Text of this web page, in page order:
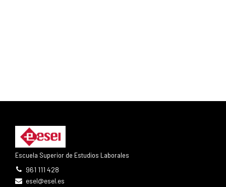
Escuela Superior de Estudios Laborales
961 111 428
esel@esel.es